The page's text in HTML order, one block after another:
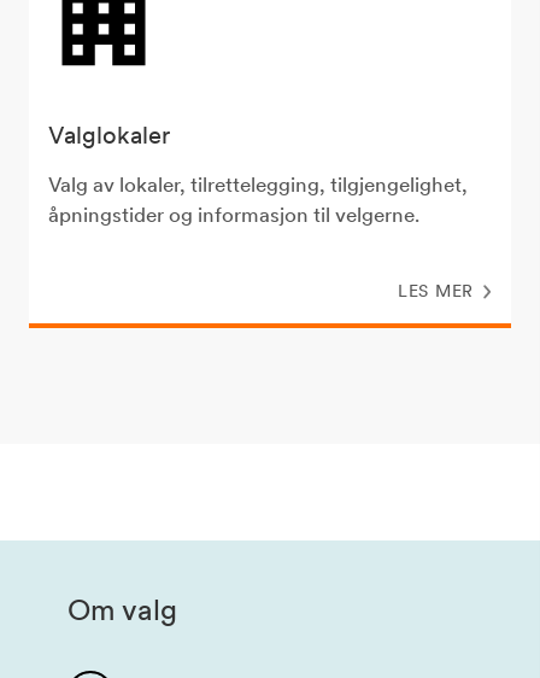
Valglokaler
Valg av lokaler, tilrettelegging, tilgjengelighet,
åpningstider og informasjon til velgerne.
LES MER
Om valg